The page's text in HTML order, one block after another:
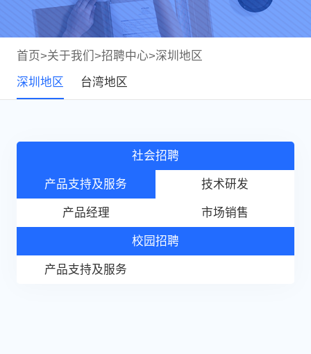
首页>关于我们 >招聘中心>深圳地区
深圳地区 台湾地区
社会招聘
产品支持及服务 技术研发
产品经理 市场销售
校园招聘
产品支持及服务